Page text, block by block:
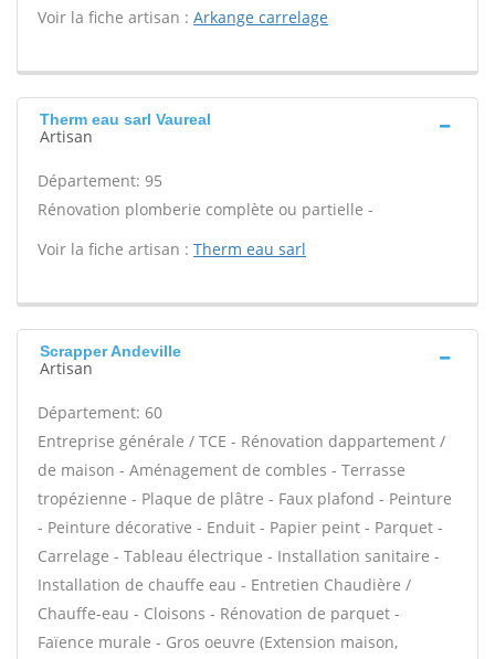
Voir la fiche artisan : Arkange carrelage
Therm eau sarl Vaureal
Artisan
Département: 95
Rénovation plomberie complète ou partielle -
Voir la fiche artisan : Therm eau sarl
Scrapper Andeville
Artisan
Département: 60
Entreprise générale / TCE - Rénovation dappartement /
de maison - Aménagement de combles - Terrasse
tropézienne - Plaque de plâtre - Faux plafond - Peinture
- Peinture décorative - Enduit - Papier peint - Parquet -
Carrelage - Tableau électrique - Installation sanitaire -
Installation de chauffe eau - Entretien Chaudière /
Chauffe-eau - Cloisons - Rénovation de parquet -
Faïence murale - Gros oeuvre (Extension maison,